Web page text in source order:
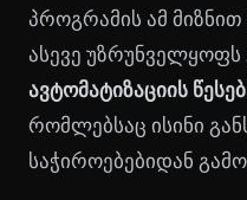
პროგრამის ამ მიზნით
ასევე უზრუნველყოფს
ავტომატიზაციის
რომლებსაც ისინი
საჭიროებებიდან